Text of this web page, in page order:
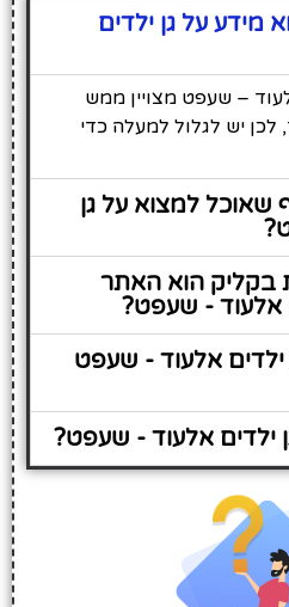
על גן ילדים
– שעפט מצויין ממש
יש לגלול למעלה כדי
למצוא על גן
הוא האתר
אלעוד - שעפט?
אלעוד - שעפט
אלעוד - שעפט?